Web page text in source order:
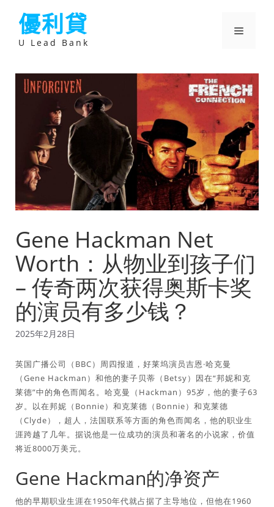
優利貸
U Lead Bank
選
Gene Hackman Net
Worth：从物业到孩子们
– 传奇两次获得奥斯卡奖
的演员有多少钱？
2025年2月28日
英国广播公司（BBC）周四报道，好莱坞演员吉恩·哈克曼
（Gene Hackman）和他的妻子贝蒂（Betsy）因在“邦妮和克
莱德”中的角色而闻名。哈克曼（Hackman）95岁，他的妻子63
岁。以在邦妮（Bonnie）和克莱德（Bonnie）和克莱德
（Clyde），超人，法国联系等方面的角色而闻名，他的职业生
涯跨越了几年。据说他是一位成功的演员和著名的小说家，价值
将近8000万美元。
Gene Hackman的净资产
他的早期职业生涯在1950年代就占据了主导地位，但他在1960